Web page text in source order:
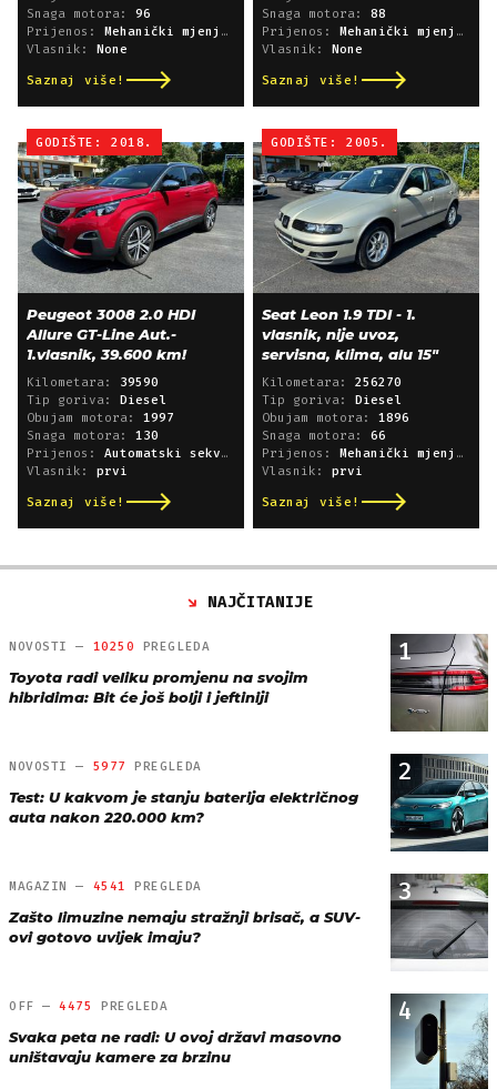
Snaga motora: 96
Prijenos: Mehanički mjenjač
Vlasnik: None
Saznaj više!
Snaga motora: 88
Prijenos: Mehanički mjenjač
Vlasnik: None
Saznaj više!
GODIŠTE: 2018.
Peugeot 3008 2.0 HDI
Allure GT-Line Aut.-
1.vlasnik, 39.600 km!
Kilometara: 39590
Tip goriva: Diesel
Obujam motora: 1997
Snaga motora: 130
Prijenos: Automatski sekvencijski
Vlasnik: prvi
Saznaj više!
GODIŠTE: 2005.
Seat Leon 1.9 TDI - 1.
vlasnik, nije uvoz,
servisna, klima, alu 15"
Kilometara: 256270
Tip goriva: Diesel
Obujam motora: 1896
Snaga motora: 66
Prijenos: Mehanički mjenjač
Vlasnik: prvi
Saznaj više!
NAJČITANIJE
1
NOVOSTI — 10250 PREGLEDA
Toyota radi veliku promjenu na svojim
hibridima: Bit će još bolji i jeftiniji
2
NOVOSTI — 5977 PREGLEDA
Test: U kakvom je stanju baterija električnog
auta nakon 220.000 km?
3
MAGAZIN — 4541 PREGLEDA
Zašto limuzine nemaju stražnji brisač, a SUV-
ovi gotovo uvijek imaju?
4
OFF —4475 PREGLEDA
Svaka peta ne radi: U ovoj državi masovno
uništavaju kamere za brzinu